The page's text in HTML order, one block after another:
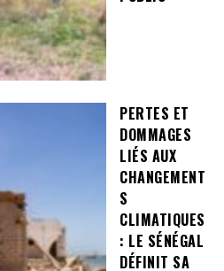
PERTES ET
DOMMAGES
LIÉS AUX
CHANGEMENT
S
CLIMATIQUES
: LE SÉNÉGAL
DÉFINIT SA